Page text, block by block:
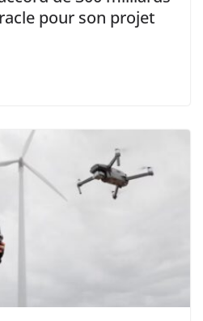
pour son projet